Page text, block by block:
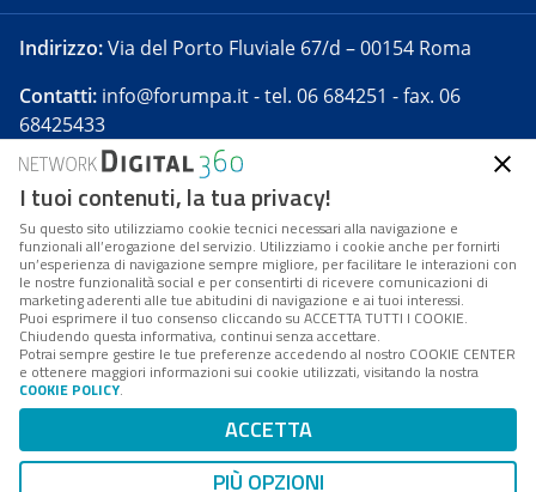
Indirizzo:Via del Porto Fluviale 67/d – 00154 Roma
Contatti: info@forumpa.it- tel. 06 684251 - fax. 06
68425433
Forumpa.itè una pubblicazione telematica iscritta
presso Registro della stampa del Tribunale di Roma -
Reg. n. 182 del 2 maggio 2008 - Direttore resp. Michela
Stentella
FPA s.r.l. è società soggetta a Direzione e
Coordinamento da parte di Digital360 S.p.A. - FPA s.r.l.
è un'azienda certificata per il sistema di management
Codice Fiscale/Partita IVA n. 10693191008 - R.E.A. Roma
n. 1249791. ISP AWS
Mappa del sito
I tuoi contenuti, la tua privacy!
Su questo sito utilizziamo cookie tecnici necessari alla navigazione e
funzionali all’erogazione del servizio. Utilizziamo i cookie anche per fornirti
un’esperienza di navigazione sempre migliore, per facilitare le interazioni con
le nostre funzionalità social e per consentirti di ricevere comunicazioni di
marketing aderenti alle tue abitudini di navigazione e ai tuoi interessi.
Puoi esprimere il tuo consenso cliccando su ACCETTA TUTTI I COOKIE.
Chiudendo questa informativa, continui senza accettare.
Potrai sempre gestire le tue preferenze accedendo al nostro COOKIE CENTER
e ottenere maggiori informazioni sui cookie utilizzati, visitando la nostra
COOKIE POLICY.
ACCETTA
PIÙ OPZIONI